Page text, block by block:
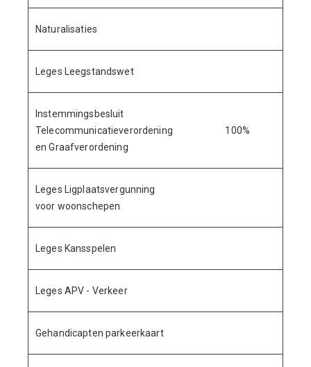
Naturalisaties
Leges Leegstandswet
Instemmingsbesluit
Telecommunicatieverordening
en Graafverordening
100%
Leges Ligplaatsvergunning
voor woonschepen
Leges Kansspelen
Leges APV - Verkeer
Gehandicapten parkeerkaart